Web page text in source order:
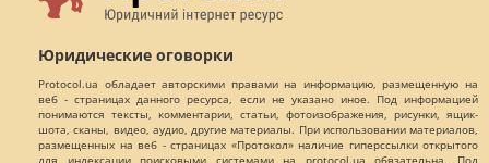
Юридические оговорки
Protocol.ua обладает авторскими правами на информацию, размещенную на
веб - страницах данного ресурса, если не указано иное. Под информацией
понимаются тексты, комментарии, статьи, фотоизображения, рисунки, ящик-
шота, сканы, видео, аудио, другие материалы. При использовании материалов,
размещенных на веб - страницах «Протокол» наличие гиперссылки открытого
для индексации поисковыми системами на protocol.ua обязательна. Под